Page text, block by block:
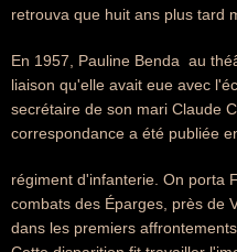
retrouva que huit ans plus tard
En 1957, Pauline Benda  au
liaison qu'elle avait eue avec
secrétaire de son mari Claude
correspondance a été publiée
régiment d'infanterie. On porta
combats des Éparges, près de
dans les premiers